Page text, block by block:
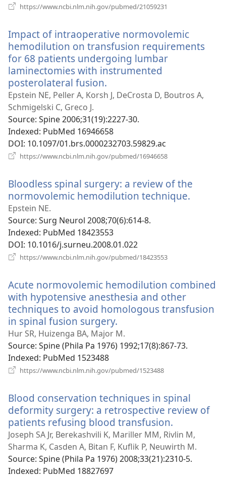
https://www.ncbi.nlm.nih.gov/pubmed/21059231
вікні)
Impact of intraoperative normovolemic
hemodilution on transfusion requirements
for 68 patients undergoing lumbar
laminectomies with instrumented
posterolateral fusion.
у
вікні)
Epstein NE, Peller A, Korsh J, DeCrosta D, Boutros A,
Schmigelski C, Greco J.
Source‎: Spine 2006;31(19):2227-30.
Indexed‎: PubMed 16946658
DOI‎: 10.1097/01.brs.0000232703.59829.ac
https://www.ncbi.nlm.nih.gov/pubmed/16946658
вікні)
Bloodless spinal surgery: a review of the
normovolemic hemodilution technique.
Epstein NE.
Source‎: Surg Neurol 2008;70(6):614-8.
Indexed‎: PubMed 18423553
DOI‎: 10.1016/j.surneu.2008.01.022
https://www.ncbi.nlm.nih.gov/pubmed/18423553
вікні)
Acute normovolemic hemodilution combined
with hypotensive anesthesia and other
techniques to avoid homologous transfusion
in spinal fusion surgery.
у
новому
Hur SR, Huizenga BA, Major M.
Source‎: Spine (Phila Pa 1976) 1992;17(8):867-73.
Indexed‎: PubMed 1523488
https://www.ncbi.nlm.nih.gov/pubmed/1523488
вікні)
Blood conservation techniques in spinal
deformity surgery: a retrospective review of
patients refusing blood transfusion.
у
новому
вікні)
Joseph SA Jr, Berekashvili K, Mariller MM, Rivlin M,
Sharma K, Casden A, Bitan F, Kuflik P, Neuwirth M.
Source‎: Spine (Phila Pa 1976) 2008;33(21):2310-5.
Indexed‎: PubMed 18827697